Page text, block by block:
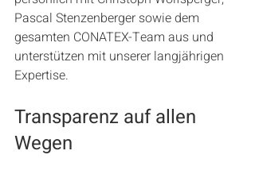
Pascal Stenzenberger sowie dem
gesamten CONATEX-Team aus und
unterstützen mit unserer langjährigen
Expertise.
Transparenz auf allen
Wegen